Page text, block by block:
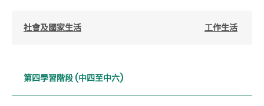
社會及國家生活 工作生活
第四學習階段 (中四至中六)